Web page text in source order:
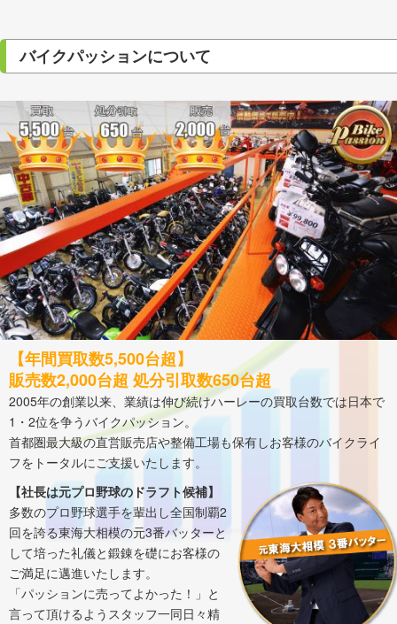
バイクパッションについて
【年間買取数5,500台超】
販売数2,000台超 処分引取数650台超
2005年の創業以来、業績は伸び続けハーレーの買取台数では日本で
1・2位を争うバイクパッション。
首都圏最大級の直営販売店や整備工場も保有しお客様のバイクライ
フをトータルにご支援いたします。
【社長は元プロ野球のドラフト候補】
多数のプロ野球選手を輩出し全国制覇2
回を誇る東海大相模の元3番バッターと
して培った礼儀と鍛錬を礎にお客様の
ご満足に邁進いたします。
「パッションに売ってよかった！」と
言って頂けるようスタッフ一同日々精